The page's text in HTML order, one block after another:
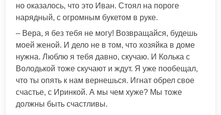
но оказалось, что это Иван. Стоял на пороге
нарядный, с огромным букетом в руке.
– Вера, я без тебя не могу! Возвращайся, будешь
моей женой. И дело не в том, что хозяйка в доме
нужна. Люблю я тебя давно, скучаю. И Колька с
Володькой тоже скучают и ждут. Я уже пообещал,
что ты опять к нам вернешься. Игнат обрел свое
счастье, с Иринкой. А мы чем хуже? Мы тоже
должны быть счастливы.